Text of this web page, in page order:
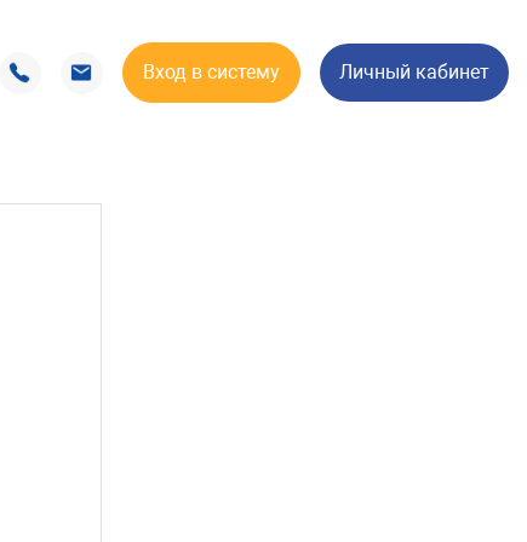
Вход в систему Личный кабинет